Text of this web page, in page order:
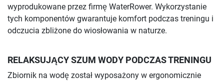
wyprodukowane przez firmę WaterRower. Wykorzystanie
tych komponentów gwarantuje komfort podczas treningu i
odczucia zbliżone do wiosłowania w naturze.
RELAKSUJĄCY SZUM WODY PODCZAS TRENINGU
Zbiornik na wodę został wyposażony w ergonomicznie